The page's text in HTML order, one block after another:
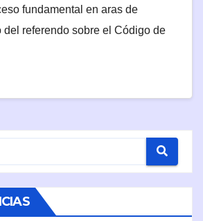
fundamental en aras de
del referendo sobre el Código de